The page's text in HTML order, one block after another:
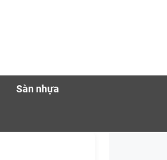
Sàn nhựa